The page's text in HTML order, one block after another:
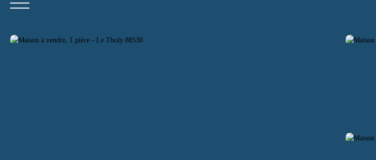
VENDRE